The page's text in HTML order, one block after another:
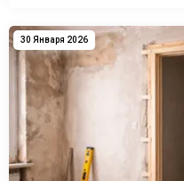
которой не хва…
30 Января 2026